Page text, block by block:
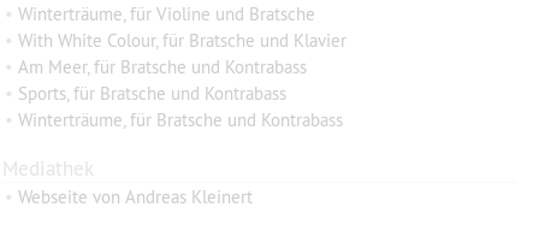
• Winterträume, für Violine und Bratsche
• With White Colour, für Bratsche und Klavier
• Am Meer, für Bratsche und Kontrabass
• Sports, für Bratsche und Kontrabass
• Winterträume, für Bratsche und Kontrabass
Mediathek
• Webseite von Andreas Kleinert